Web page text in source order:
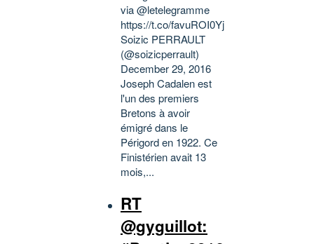
via @letelegramme
https://t.co/favuROI0Yj
Soizic PERRAULT
(@soizicperrault)
December 29, 2016
Joseph Cadalen est
l'un des premiers
Bretons à avoir
émigré dans le
Périgord en 1922. Ce
Finistérien avait 13
mois,...
RT
@gyguillot: